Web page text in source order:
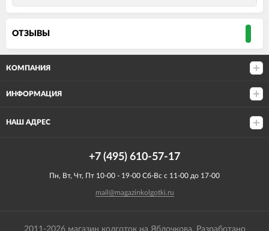
ОТЗЫВЫ
КОМПАНИЯ
ИНФОРМАЦИЯ
НАШ АДРЕС
+7 (495) 610-57-17
Пн, Вт, Чт, Пт 10-00 - 19-00 Сб-Вс с 11-00 до 17-00
mail@magazinkolgotki.ru